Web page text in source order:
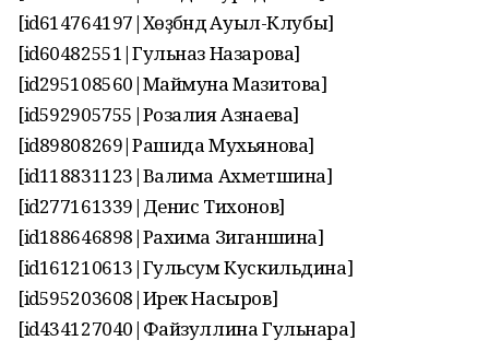
[id614764197|Хөҙәбәндә Ауыл-Клубы]
[id60482551|Гульназ Назарова]
[id295108560|Маймуна Мазитова]
[id592905755|Розалия Азнаева]
[id89808269|Рашида Мухьянова]
[id118831123|Валима Ахметшина]
[id277161339|Денис Тихонов]
[id188646898|Рахима Зиганшина]
[id161210613|Гульсум Кускильдина]
[id595203608|Ирек Насыров]
[id434127040|Файзуллина Гульнара]